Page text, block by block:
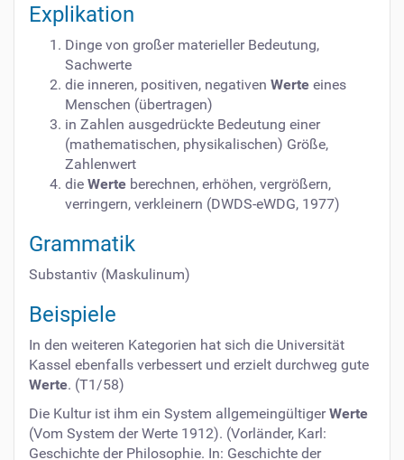
Explikation
Dinge von großer materieller Bedeutung,
Sachwerte
die inneren, positiven, negativen Werte eines
Menschen (übertragen)
in Zahlen ausgedrückte Bedeutung einer
(mathematischen, physikalischen) Größe,
Zahlenwert
die Werte berechnen, erhöhen, vergrößern,
verringern, verkleinern (DWDS-eWDG, 1977)
Grammatik
Substantiv (Maskulinum)
Beispiele
In den weiteren Kategorien hat sich die Universität
Kassel ebenfalls verbessert und erzielt durchweg gute
Werte. (T1/58)
Die Kultur ist ihm ein System allgemeingültigerWerte
(Vom System der Werte 1912). (Vorländer, Karl:
Geschichte der Philosophie. In: Geschichte der